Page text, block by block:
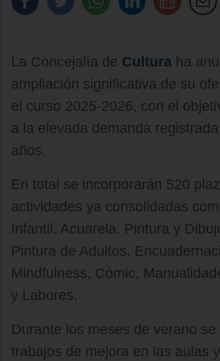
La Concejalía de Cultura ha
ampliación significativa de su
el curso 2025-2026, con el
a la elevada demanda
años.
En total se incorporarán 520
actividades ya consolidadas
Infantil, Acuarela, Pintura y
Pintura de Adultos,
Mindfulness, Cómic,
y Labores.
Durante los meses de verano
trabajos de mejora en las aulas